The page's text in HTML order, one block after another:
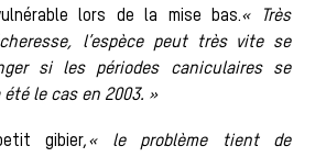
lors de la mise bas.« Très
l’espèce peut très vite se
si les périodes caniculaires se
le cas en 2003. »
gibier,« le problème tient de